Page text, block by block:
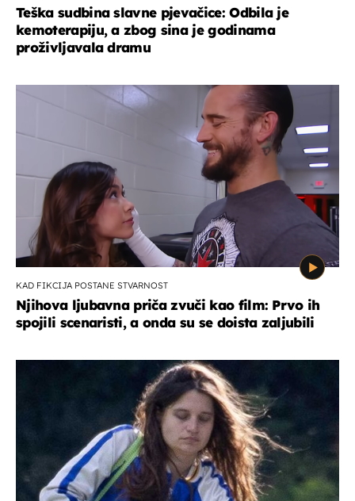
Teška sudbina slavne pjevačice: Odbila je
kemoterapiju, a zbog sina je godinama
proživljavala dramu
KAD FIKCIJA POSTANE STVARNOST
Njihova ljubavna priča zvuči kao film: Prvo ih
spojili scenaristi, a onda su se doista zaljubili